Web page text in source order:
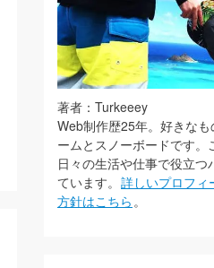
著者：Turkeeey
Web制作歴25年。好きな
ームとスノーボードです。
日々の生活や仕事で役立つ
ています。 詳しいプロフィ
方針はこちら 。